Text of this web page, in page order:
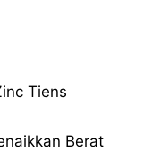
Tiens
Berat